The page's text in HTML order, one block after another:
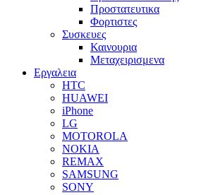
Προστατευτικα
Φορτιστες
Συσκευες
Καινουρια
Μεταχειρισμενα
Εργαλεια
HTC
HUAWEI
iPhone
LG
MOTOROLA
NOKIA
REMAX
SAMSUNG
SONY